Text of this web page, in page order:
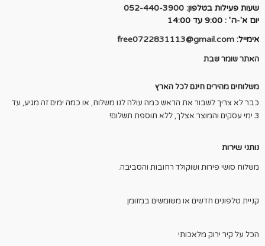
שעות פעילות בטלפון: 052-440-3900
יום א'-ה' : 9:00 עד 14:00
אימייל: free0722831113@gmail.com
האתר שומר שבת
משלוחים מהירים חינם לכל הארץ
כבר לא צריך לשבור את הראש כמה עולה לנו משלוח, או כמה ימים זה מגיע, עד
3 ימי עסקים והמוצר אצלך, ללא תוספת תשלום!
נותני שירות
משלוח סושי פירות ושוקולד רחובות והסביבה.
קניית טלפונים חדשים או משומשים במזומן
הכל על קיר ירוק מלאכותי